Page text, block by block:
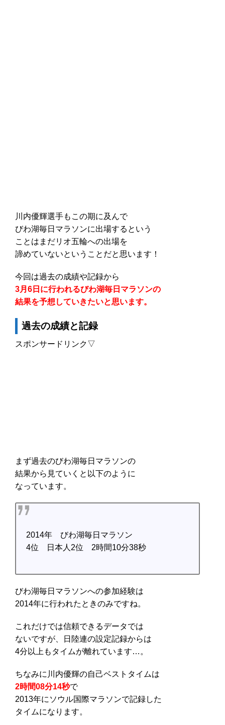
川内優輝選手もこの期に及んで
びわ湖毎日マラソンに出場するという
ことはまだリオ五輪への出場を
諦めていないということだと思います！
今回は過去の成績や記録から
3月6日に行われるびわ湖毎日マラソンの
結果を予想していきたいと思います。
過去の成績と記録
スポンサードリンク▽
まず過去のびわ湖毎日マラソンの
結果から見ていくと以下のように
なっています。
2014年 びわ湖毎日マラソン
4位 日本人2位 2時間10分38秒
びわ湖毎日マラソンへの参加経験は
2014年に行われたときのみですね。
これだけでは信頼できるデータでは
ないですが、日陸連の設定記録からは
4分以上もタイムが離れています…。
ちなみに川内優輝の自己ベストタイムは
2時間08分14秒で
2013年にソウル国際マラソンで記録した
タイムになります。